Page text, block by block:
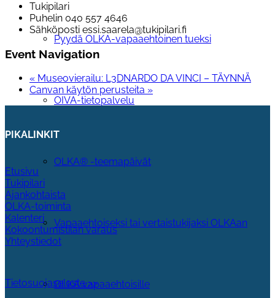
Pyydä OLKA-vapaaehtoinen tueksi
OIVA-tietopalvelu
OLKA® -teemapäivät
Vapaaehtoiseksi tai vertaistukijaksi OLKAan
OLKA vapaaehtoisille
Tukipilari
Puhelin 040 557 4646
Sähköposti essi.saarela@tukipilari.fi
Event Navigation
« Museovierailu: L3DNARDO DA VINCI – TÄYNNÄ
Canvan käytön perusteita »
PIKALINKIT
Etusivu
Tukipilari
Ajankohtaista
OLKA-toiminta
Kalenteri
Kokoontumistilan varaus
Yhteystiedot
Tietosuojaseloste >>